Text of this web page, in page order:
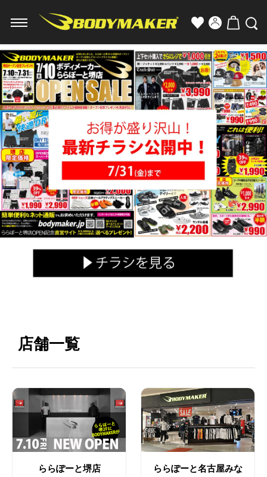
店舗一覧
ららぽーと堺店
ららぽーと名古屋みな